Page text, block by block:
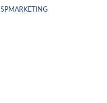
ISPMARKETING